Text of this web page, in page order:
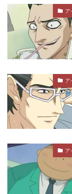
ア
ア
ア